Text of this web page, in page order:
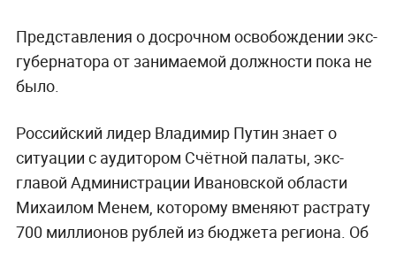
Представления о досрочном освобождении экс-
губернатора от занимаемой должности пока не
было.
Российский лидер Владимир Путин знает о
ситуации с аудитором Счётной палаты, экс-
главой Администрации Ивановской области
Михаилом Менем, которому вменяют растрату
700 миллионов рублей из бюджета региона. Об